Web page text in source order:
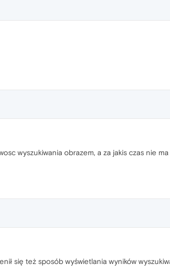
wyszukiwania obrazem, a za jakis czas nie
się też sposób wyświetlania wyników